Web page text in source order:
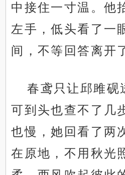
中接住一寸温。他
左手，低头看了一
间，不等回答离开
春鸢只让邱雎砚
可到头也查不了几
也慢，她回看了两
在原地，不用秋光